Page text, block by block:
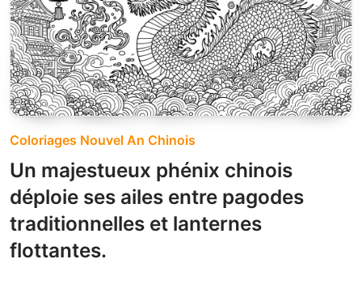
Coloriages Nouvel An Chinois
Un majestueux phénix chinois
déploie ses ailes entre pagodes
traditionnelles et lanternes
flottantes.